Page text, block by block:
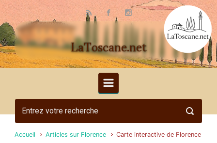
Skip to main content
LaToscane.net
Accueil Articles sur Florence Carte interactive de Florence